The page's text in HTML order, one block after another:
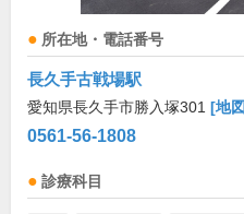
所在地・電話番号
長久手古戦場駅
愛知県長久手市勝入塚301 [地
0561-56-1808
診療科目